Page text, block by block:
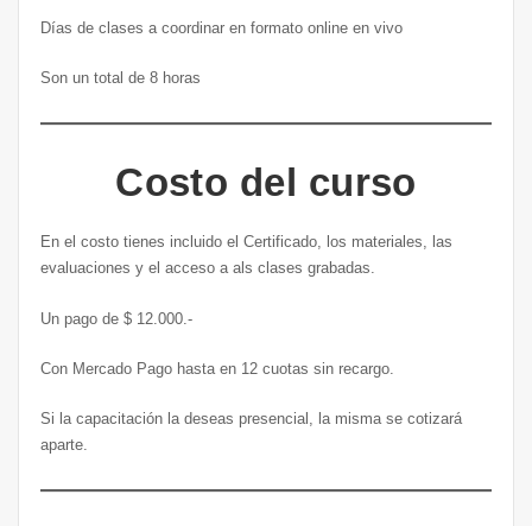
Días de clases a coordinar en formato online en vivo
Son un total de 8 horas
Costo del curso
En el costo tienes incluido el Certificado, los materiales, las
evaluaciones y el acceso a als clases grabadas.
Un pago de $ 12.000.-
Con Mercado Pago hasta en 12 cuotas sin recargo.
Si la capacitación la deseas presencial, la misma se cotizará
aparte.